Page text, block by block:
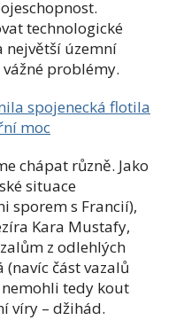
technologické
největší územní
problémy.
spojenecká flotila
moc
chápat různě. Jako
situace
sporem s Francií),
Kara Mustafy,
z odlehlých
část vazalů
tedy kout
víry – džihád.